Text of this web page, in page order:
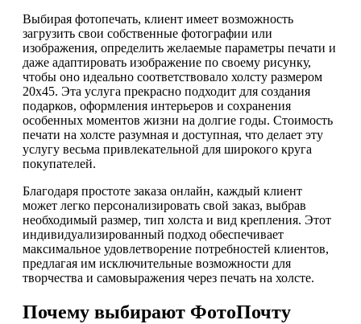
Выбирая фотопечать, клиент имеет возможность
загрузить свои собственные фотографии или
изображения, определить желаемые параметры печати и
даже адаптировать изображение по своему рисунку,
чтобы оно идеально соответствовало холсту размером
20х45. Эта услуга прекрасно подходит для создания
подарков, оформления интерьеров и сохранения
особенных моментов жизни на долгие годы. Стоимость
печати на холсте разумная и доступная, что делает эту
услугу весьма привлекательной для широкого круга
покупателей.
Благодаря простоте заказа онлайн, каждый клиент
может легко персонализировать свой заказ, выбрав
необходимый размер, тип холста и вид крепления. Этот
индивидуализированный подход обеспечивает
максимальное удовлетворение потребностей клиентов,
предлагая им исключительные возможности для
творчества и самовыражения через печать на холсте.
Почему выбирают ФотоПочту